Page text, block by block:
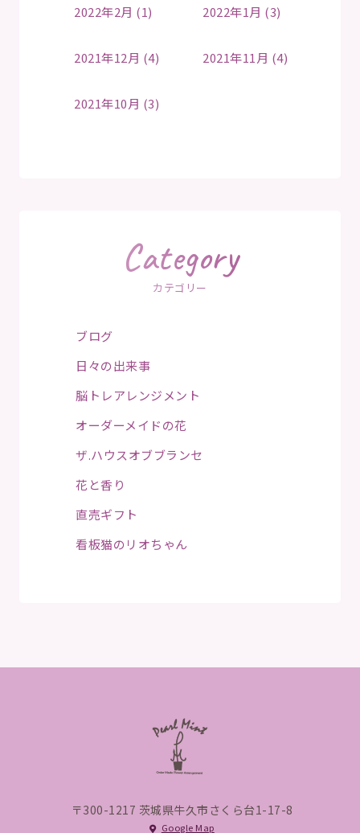
2022年2月 (1) 2022年1月 (3)
2021年12月 (4) 2021年11月 (4)
2021年10月 (3)
Category
カテゴリー
ブログ
日々の出来事
脳トレアレンジメント
オーダーメイドの花
ザ.ハウスオブブランセ
花と香り
直売ギフト
看板猫のリオちゃん
〒300-1217 茨城県牛久市さくら台1-17-8
Google Map